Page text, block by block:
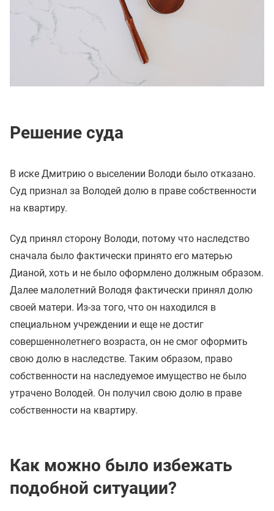
Решение суда
В иске Дмитрию о выселении Володи было отказано.
Суд признал за Володей долю в праве собственности
на квартиру.
Суд принял сторону Володи, потому что наследство
сначала было фактически принято его матерью
Дианой, хоть и не было оформлено должным образом.
Далее малолетний Володя фактически принял долю
своей матери. Из-за того, что он находился в
специальном учреждении и еще не достиг
совершеннолетнего возраста, он не смог оформить
свою долю в наследстве. Таким образом, право
собственности на наследуемое имущество не было
утрачено Володей. Он получил свою долю в праве
собственности на квартиру.
Как можно было избежать
подобной ситуации?